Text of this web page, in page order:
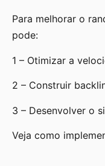
Para melhorar o
pode:
1 – Otimizar a
2 – Construir
3 – Desenvolver o
Veja como